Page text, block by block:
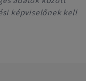
képviselőnek kell